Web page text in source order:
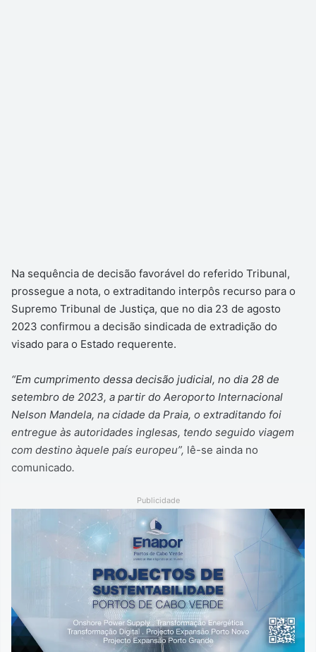
Na sequência de decisão favorável do referido Tribunal,
prossegue a nota, o extraditando interpôs recurso para o
Supremo Tribunal de Justiça, que no dia 23 de agosto
2023 confirmou a decisão sindicada de extradição do
visado para o Estado requerente.
“Em cumprimento dessa decisão judicial, no dia 28 de
setembro de 2023, a partir do Aeroporto Internacional
Nelson Mandela, na cidade da Praia, o extraditando foi
entregue às autoridades inglesas, tendo seguido viagem
com destino àquele país europeu”, lê-se ainda no
comunicado.
Publicidade